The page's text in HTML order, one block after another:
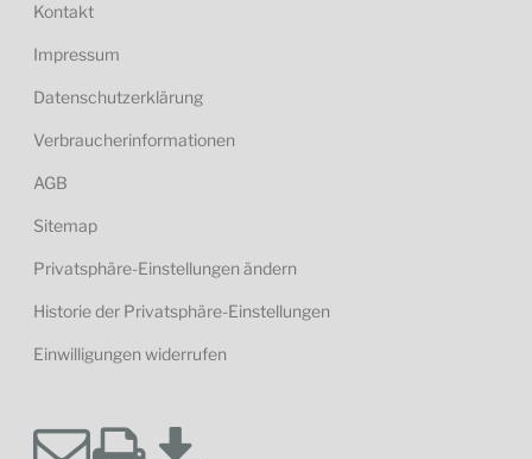
Kontakt
Impressum
Datenschutzerklärung
Verbraucherinformationen
AGB
Sitemap
Privatsphäre-Einstellungen ändern
Historie der Privatsphäre-Einstellungen
Einwilligungen widerrufen